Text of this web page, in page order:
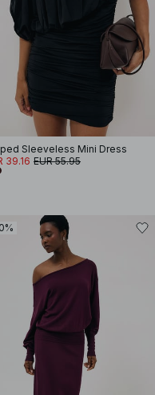
Sleeveless Mini Dress
39.16 EUR 55.95